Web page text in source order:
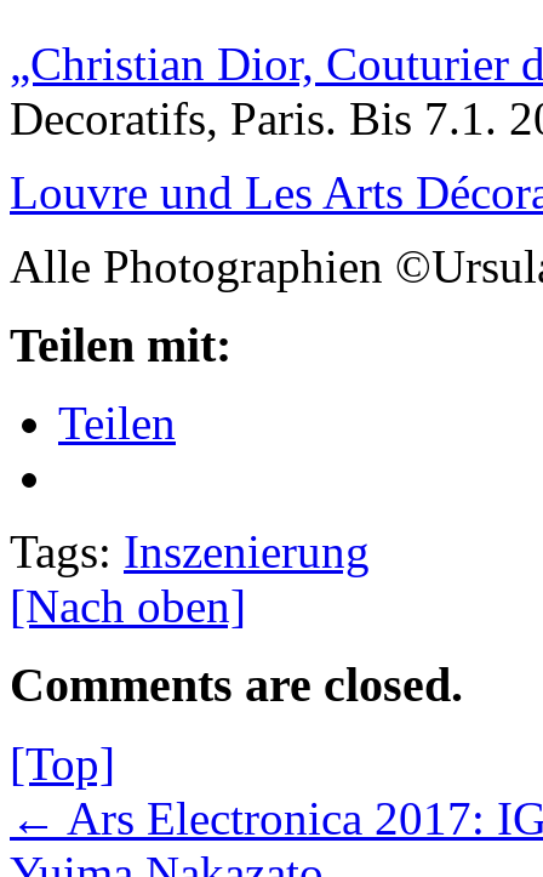
„Christian Dior, Couturier
Decoratifs, Paris. Bis 7.1.
Louvre und Les Arts
Alle Photographien
Teilen mit:
Teilen
Tags: Inszenierung
[Nach oben]
Comments are closed.
[Top]
← Ars Electronica 2017: